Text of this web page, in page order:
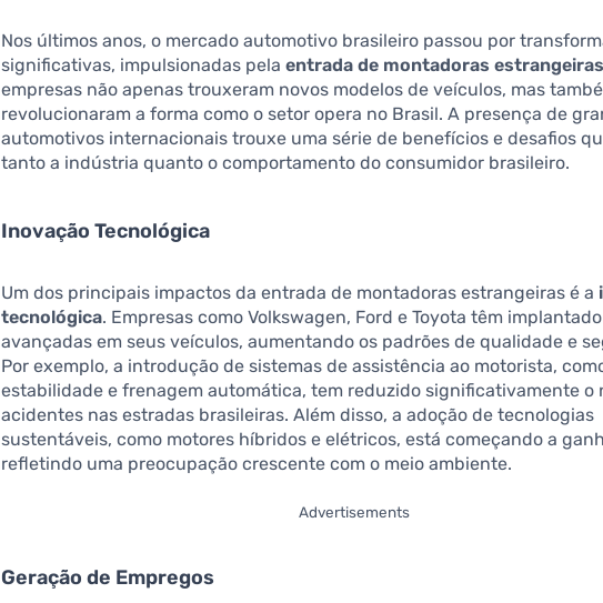
Nos últimos anos, o mercado automotivo brasileiro passou por
significativas, impulsionadas pelaentrada de montadoras
empresas não apenas trouxeram novos modelos de veículos, mas
revolucionaram a forma como o setor opera no Brasil. A presença de
automotivos internacionais trouxe uma série de benefícios e desafios
tanto a indústria quanto o comportamento do consumidor brasileiro.
Inovação Tecnológica
Um dos principais impactos da entrada de montadoras estrangeiras é a
tecnológica. Empresas como Volkswagen, Ford e Toyota têm
avançadas em seus veículos, aumentando os padrões de qualidade e
Por exemplo, a introdução de sistemas de assistência ao motorista,
estabilidade e frenagem automática, tem reduzido significativamente o
acidentes nas estradas brasileiras. Além disso, a adoção de tecnologias
sustentáveis, como motores híbridos e elétricos, está começando a
refletindo uma preocupação crescente com o meio ambiente.
Advertisements
Geração de Empregos